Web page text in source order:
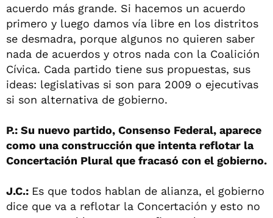
acuerdo más grande. Si hacemos un acuerdo
primero y luego damos vía libre en los distritos
se desmadra, porque algunos no quieren saber
nada de acuerdos y otros nada con la Coalición
Cívica. Cada partido tiene sus propuestas, sus
ideas: legislativas si son para 2009 o ejecutivas
si son alternativa de gobierno.
P.: Su nuevo partido, Consenso Federal, aparece
como una construcción que intenta reflotar la
Concertación Plural que fracasó con el gobierno.
J.C.: Es que todos hablan de alianza, el gobierno
dice que va a reflotar la Concertación y esto no